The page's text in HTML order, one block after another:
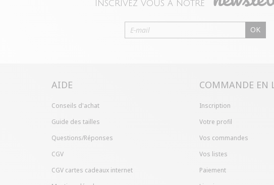
Inscrivez vous à notre
OK
AIDE
Conseils d'achat
Guide des tailles
Questions/Réponses
CGV
CGV cartes cadeaux internet
COMMANDE EN
Inscription
Votre profil
Vos commandes
Vos listes
Paiement